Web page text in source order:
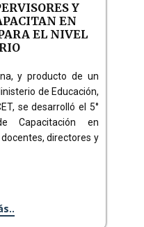
Y
EN
EL NIVEL
y producto de un
de Educación,
se desarrolló el 5°
Capacitación en
directores y